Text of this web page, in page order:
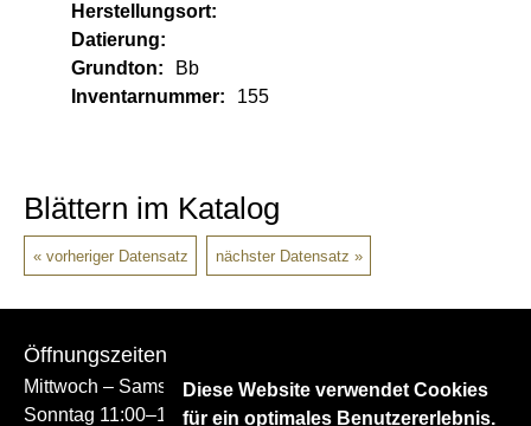
Herstellungsort:
Datierung:
Grundton:
Bb
Inventarnummer:
155
Blättern im Katalog
vorheriger Datensatz nächster Datensatz
Öffnungszeiten
Mittwoch – Samstag 14:00–17:00
Sonntag 11:00–17:00
Diese Website verwendet Cookies
für ein optimales Benutzererlebnis.